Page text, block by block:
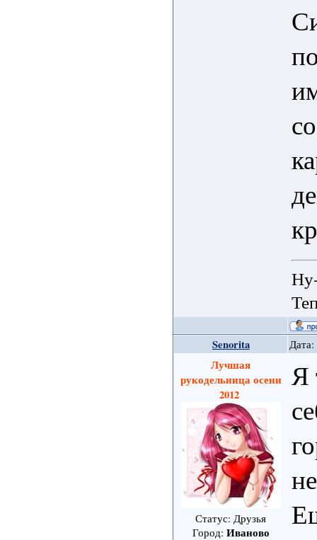
Senorita
Лучшая
рукодельница осени
2012
Статус: Друзья
Город: Иваново
Я